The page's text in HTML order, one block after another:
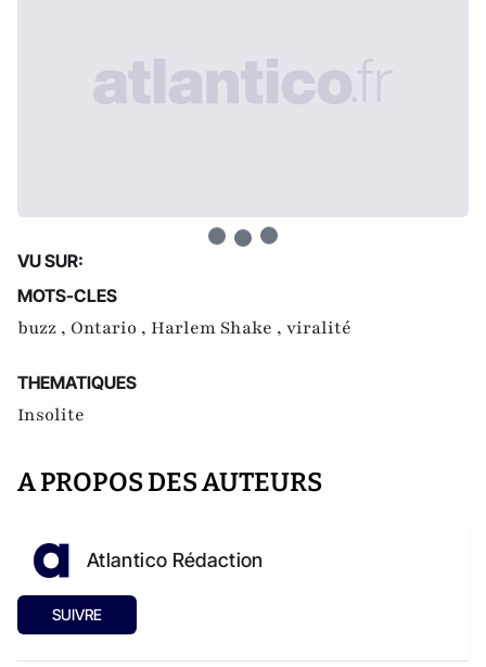
VU SUR:
MOTS-CLES
buzz , Ontario , Harlem Shake , viralité
THEMATIQUES
Insolite
A PROPOS DES AUTEURS
Atlantico Rédaction
SUIVRE